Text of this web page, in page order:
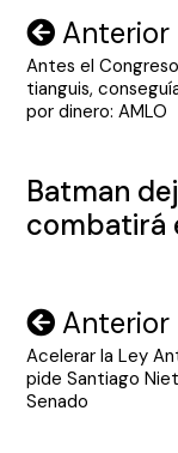
Navegación
de
entradas
Anterior
Antes el
tianguis,
por dinero: AMLO
Batman
combatirá
Navegación
de
entradas
Anterior
Acelerar la Ley
pide Santiago
Senado